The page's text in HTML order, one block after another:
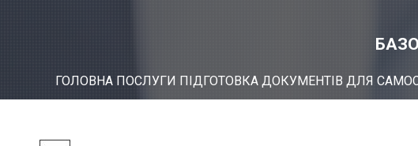
ГОЛОВНА ПОСЛУГИ ПІДГОТОВКА ДОКУМЕНТІВ ДЛЯ